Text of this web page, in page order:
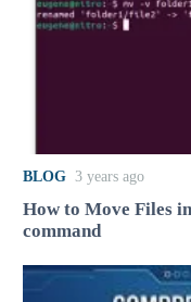
BLOG 3 years ago
How to Move Files
command